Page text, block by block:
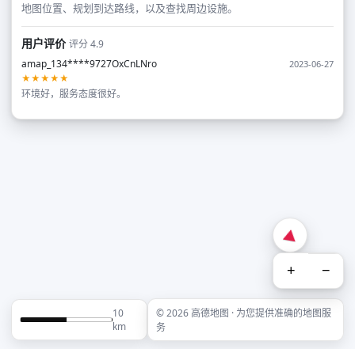
地图位置、规划到达路线，以及查找周边设施。
用户评价评分 4.9
amap_134****9727OxCnLNro
2023-06-27
★★★★★
环境好，服务态度很好。
+ −
10
km
© 2026 高德地图 · 为您提供准确的地图服
务